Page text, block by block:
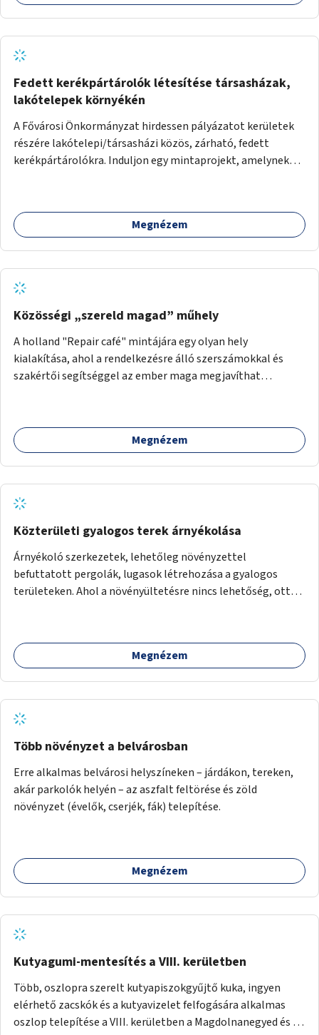
Fedett kerékpártárolók létesítése társasházak,
lakótelepek környékén
A Fővárosi Önkormányzat hirdessen pályázatot kerületek
részére lakótelepi/társasházi közös, zárható, fedett
kerékpártárolókra. Induljon egy mintaprojekt, amelynek
Megnézem
Közösségi „szereld magad” műhely
A holland "Repair café" mintájára egy olyan hely
kialakítása, ahol a rendelkezésre álló szerszámokkal és
szakértői segítséggel az ember maga megjavíthat
egymásnak, megosszák tudásukat.
Megnézem
Közterületi gyalogos terek árnyékolása
Árnyékoló szerkezetek, lehetőleg növényzettel
befuttatott pergolák, lugasok létrehozása a gyalogos
területeken. Ahol a növényültetésre nincs lehetőség, ott
Megnézem
Több növényzet a belvárosban
Erre alkalmas belvárosi helyszíneken – járdákon, tereken,
akár parkolók helyén – az aszfalt feltörése és zöld
növényzet (évelők, cserjék, fák) telepítése.
Megnézem
Kutyagumi-mentesítés a VIII. kerületben
Több, oszlopra szerelt kutyapiszokgyűjtő kuka, ingyen
elérhető zacskók és a kutyavizelet felfogására alkalmas
oszlop telepítése a VIII. kerületben a Magdolnanegyed és a